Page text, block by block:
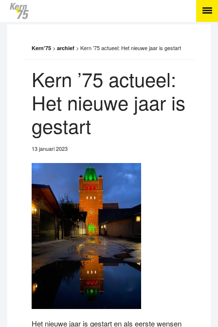
Kern'75 > archief > Kern ’75 actueel: Het nieuwe jaar is gestart
Kern ’75 actueel:
Het nieuwe jaar is
gestart
13 januari 2023
Het nieuwe jaar is gestart en als eerste wensen